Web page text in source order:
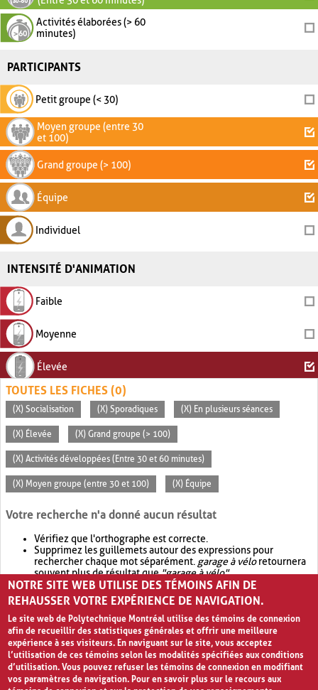
Activités élaborées (> 60
minutes)
PARTICIPANTS
Petit groupe (< 30)
Moyen groupe (entre 30
et 100)
Grand groupe (> 100)
Équipe
Individuel
INTENSITÉ D'ANIMATION
Faible
Moyenne
Élevée
TOUTES LES FICHES (0)
(X) Socialisation (X) Sporadiques (X) En plusieurs séances
(X) Élevée (X) Grand groupe (> 100)
(X) Activités développées (Entre 30 et 60 minutes)
(X) Moyen groupe (entre 30 et 100) (X) Équipe
Votre recherche n'a donné aucun résultat
Vérifiez que l'orthographe est correcte.
Supprimez les guillemets autour des expressions pour
rechercher chaque mot séparément. garage à véloretournera
souvent plus de résultat que"garage à vélo".
Envisagez d'élargir votre recherche avec OR.garage OR vélo
retournera souvent plus de résultat quegarage à vélo
NOTRE SITE WEB UTILISE DES TÉMOINS AFIN DE
REHAUSSER VOTRE EXPÉRIENCE DE NAVIGATION.
Le site web de Polytechnique Montréal utilise des témoins de connexion
afin de recueillir des statistiques générales et offrir une meilleure
expérience à ses visiteurs. En naviguant sur le site, vous acceptez
l’utilisation de ces témoins selon les modalités spécifiées aux conditions
d’utilisation. Vous pouvez refuser les témoins de connexion en modifiant
vos paramètres de navigation. Pour en savoir plus sur le recours aux